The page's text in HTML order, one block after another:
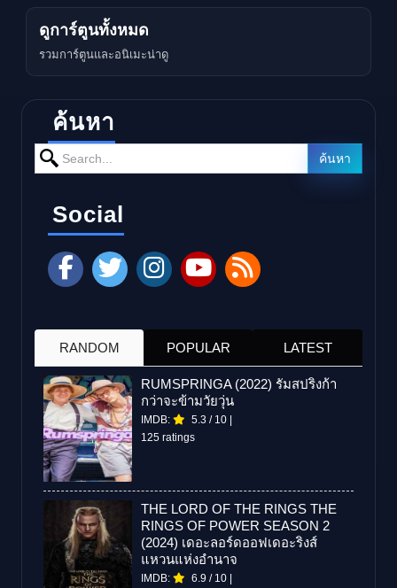
ดูการ์ตูนทั้งหมด
รวมการ์ตูนและอนิเมะน่าดู
ค้นหา
Search for: ค้นหา
Social
RANDOM POPULAR LATEST
RUMSPRINGA (2022) รัมสปริงก้า
กว่าจะข้ามวัยวุ่น
IMDB: 5.3 / 10
125 ratings
THE LORD OF THE RINGS THE
RINGS OF POWER SEASON 2
(2024) เดอะลอร์ดออฟเดอะริงส์
แหวนแห่งอำนาจ
IMDB: 6.9 / 10